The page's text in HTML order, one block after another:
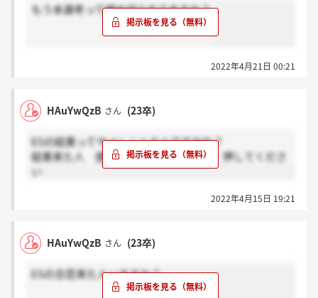
もう本選考って締め切られてますか？
2022年4月21日 00:21
HAuYwQzB さん (23卒)
ESの結果ってサイレントなんですかね？
結果来た人 感謝、来てない人 本当 押してくださ
い
2022年4月15日 19:21
HAuYwQzB さん (23卒)
ESの合否来た人いますか？